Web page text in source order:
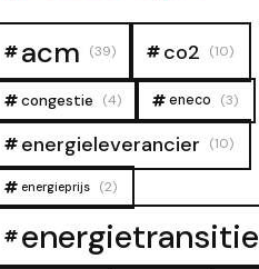
acm (39) co2 (10)
congestie (4) eneco (3)
energieleverancier (10)
energieprijs (2)
energietransitie